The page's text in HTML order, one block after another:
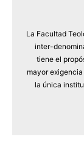
La Facultad
inter-
tiene el
mayor
la única